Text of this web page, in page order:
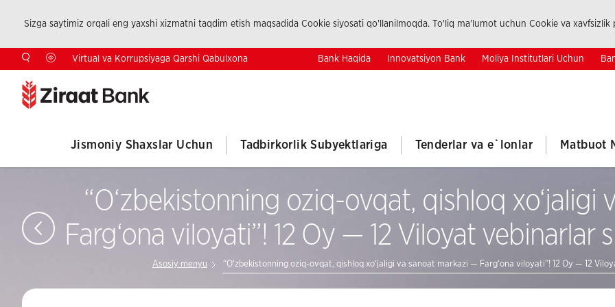
Sizga saytimiz orqali eng yaxshi xizmatni taqdim etish maqsadida Cookie siyosati qo'llanilmoqda. To'liq ma'lumot uchun Cookie va
Virtual va Korrupsiyaga Qarshi Qabulxona Bank Haqida Innovatsiyon Bank Moliya Institutlari Uchun
Jismoniy Shaxslar Uchun Tadbirkorlik Subyektlariga Tenderlar va e`lonlar Matbuot
“O‘zbekistonning oziq-ovqat, qishloq
Farg‘ona viloyati”! 12 Oy — 12 Viloyat vebinarlar
Asosiy menyu “O‘zbekistonning oziq-ovqat, qishloq xo‘jaligi va sanoat markazi — Farg‘ona viloyati”! 12 Oy — 12